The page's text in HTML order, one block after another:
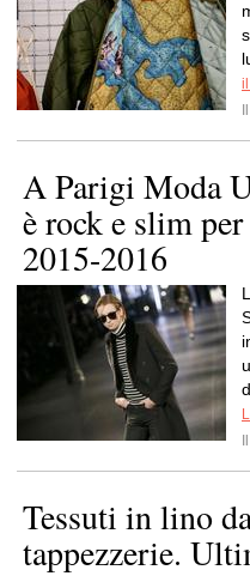
A Parigi Moda
è rock e slim
2015-2016
Tessuti in lino
tappezzerie.